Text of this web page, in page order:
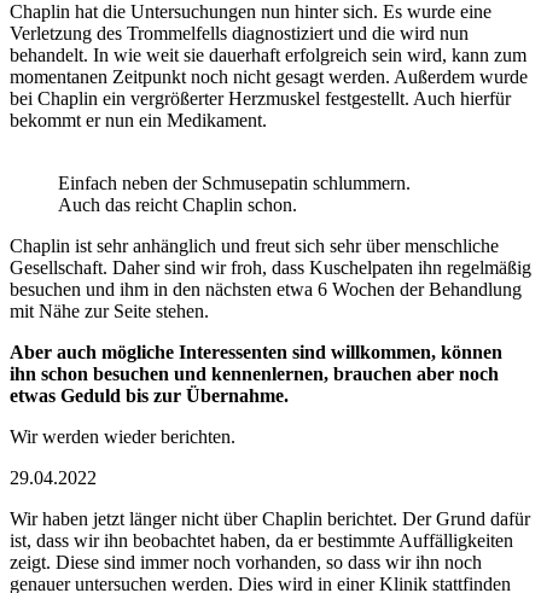
Chaplin hat die Untersuchungen nun hinter sich. Es wurde eine
Verletzung des Trommelfells diagnostiziert und die wird nun
behandelt. In wie weit sie dauerhaft erfolgreich sein wird, kann zum
momentanen Zeitpunkt noch nicht gesagt werden. Außerdem wurde
bei Chaplin ein vergrößerter Herzmuskel festgestellt. Auch hierfür
bekommt er nun ein Medikament.
Einfach neben der Schmusepatin schlummern.
Auch das reicht Chaplin schon.
Chaplin ist sehr anhänglich und freut sich sehr über menschliche
Gesellschaft. Daher sind wir froh, dass Kuschelpaten ihn regelmäßig
besuchen und ihm in den nächsten etwa 6 Wochen der Behandlung
mit Nähe zur Seite stehen.
Aber auch mögliche Interessenten sind willkommen, können
ihn schon besuchen und kennenlernen, brauchen aber noch
etwas Geduld bis zur Übernahme.
Wir werden wieder berichten.
29.04.2022
Wir haben jetzt länger nicht über Chaplin berichtet. Der Grund dafür
ist, dass wir ihn beobachtet haben, da er bestimmte Auffälligkeiten
zeigt. Diese sind immer noch vorhanden, so dass wir ihn noch
genauer untersuchen werden. Dies wird in einer Klinik stattfinden